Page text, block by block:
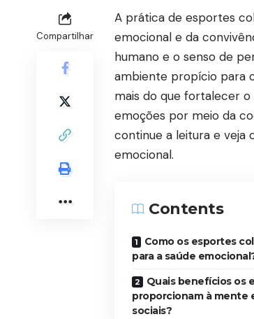
Compartilhar
A prática de esportes
emocional e da
humano e o senso de
ambiente propício para
mais do que fortalecer
emoções por meio da
continue a leitura e veja
emocional.
Contents
Como os esportes
para a saúde
Quais benefícios os
proporcionam à mente
sociais?